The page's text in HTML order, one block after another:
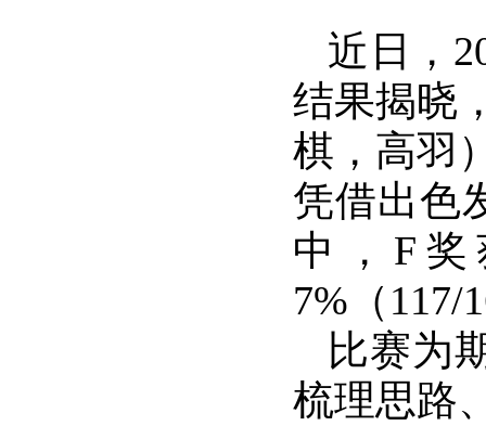
近日，
结果揭晓
棋，高羽
凭借出色
中
， F 奖
7% （ 117/
比赛为
梳理思路